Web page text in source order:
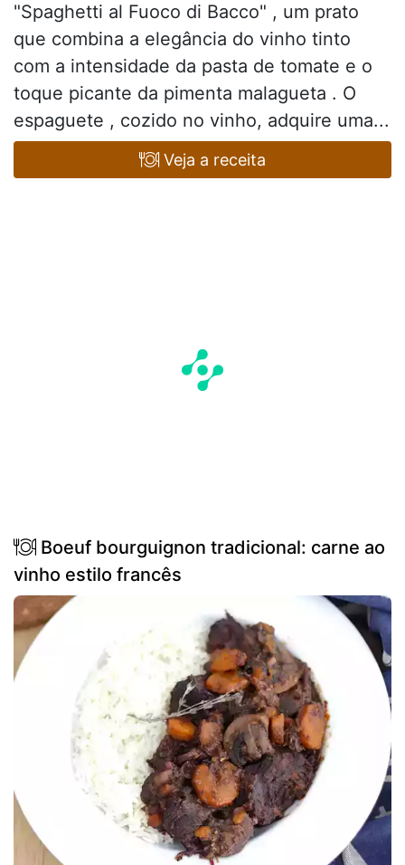
"Spaghetti al Fuoco di Bacco" , um prato
que combina a elegância do vinho tinto
com a intensidade da pasta de tomate e o
toque picante da pimenta malagueta . O
espaguete , cozido no vinho, adquire uma...
Veja a receita
Boeuf bourguignon tradicional: carne ao
vinho estilo francês